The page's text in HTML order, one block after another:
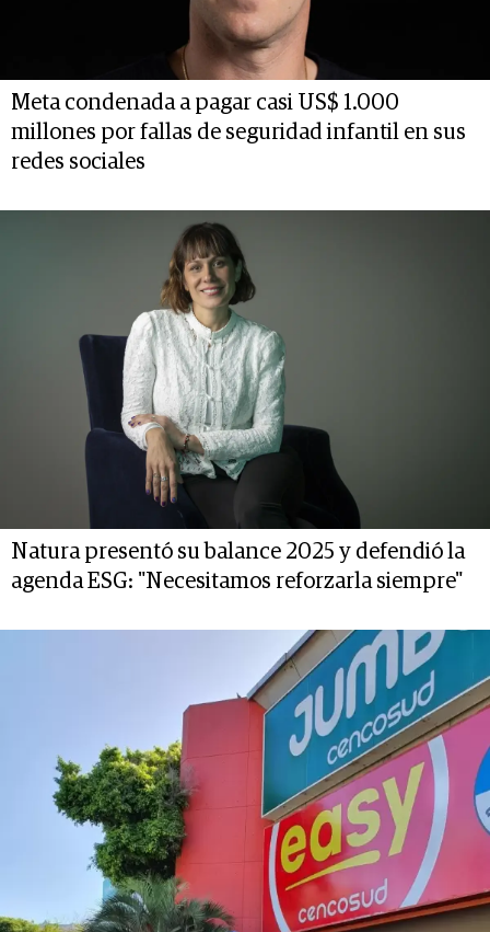
Meta condenada a pagar casi US$ 1.000
millones por fallas de seguridad infantil en sus
redes sociales
Natura presentó su balance 2025 y defendió la
agenda ESG: "Necesitamos reforzarla siempre"